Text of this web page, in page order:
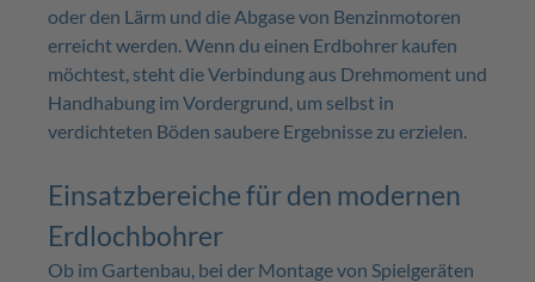
oder den Lärm und die Abgase von Benzinmotoren
erreicht werden. Wenn du einen Erdbohrer kaufen
möchtest, steht die Verbindung aus Drehmoment und
Handhabung im Vordergrund, um selbst in
verdichteten Böden saubere Ergebnisse zu erzielen.
Einsatzbereiche für den modernen
Erdlochbohrer
Ob im Gartenbau, bei der Montage von Spielgeräten